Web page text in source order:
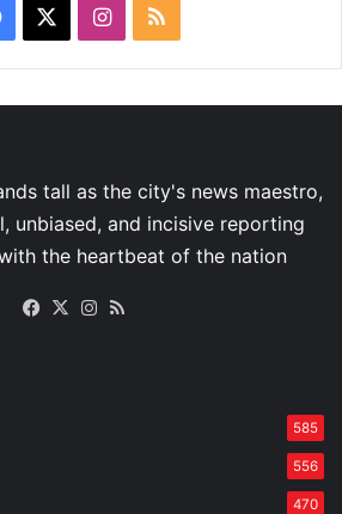
Facebook Instagram
RSS
Facebook
X Instagram
585
556
470